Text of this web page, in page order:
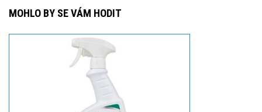
MOHLO BY SE VÁM HODIT